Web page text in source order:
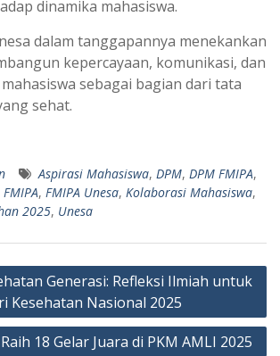
dinamika mahasiswa.
dalam tanggapannya menekankan
kepercayaan, komunikasi, dan
sebagai bagian dari tata
sehat.
Aspirasi Mahasiswa, DPM, DPM FMIPA,
FMIPA, FMIPA Unesa, Kolaborasi Mahasiswa,
2025, Unesa
Generasi: Refleksi Ilmiah untuk
Kesehatan Nasional 2025
18 Gelar Juara di PKM AMLI 2025